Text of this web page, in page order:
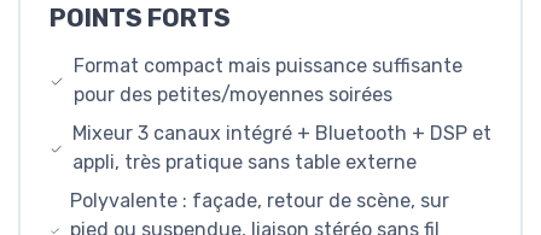
POINTS FORTS
Format compact mais puissance suffisante
pour des petites/moyennes soirées
Mixeur 3 canaux intégré + Bluetooth + DSP et
appli, très pratique sans table externe
Polyvalente : façade, retour de scène, sur
pied ou suspendue, liaison stéréo sans fil